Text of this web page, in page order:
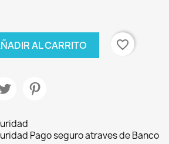
AL CARRITO favorite_border
Pago seguro atraves de Banco